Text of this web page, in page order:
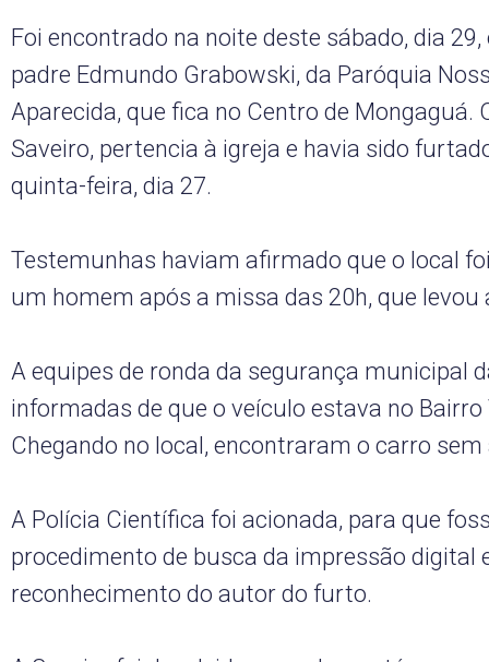
Foi encontrado na noite deste sábado, dia
padre Edmundo Grabowski, da Paróquia
Aparecida, que fica no Centro de Mongaguá.
Saveiro, pertencia à igreja e havia sido
quinta-feira, dia 27.
Testemunhas haviam afirmado que o local
um homem após a missa das 20h, que levou
A equipes de ronda da segurança municipal
informadas de que o veículo estava no Bairro
Chegando no local, encontraram o carro sem
A Polícia Científica foi acionada, para que
procedimento de busca da impressão digital
reconhecimento do autor do furto.